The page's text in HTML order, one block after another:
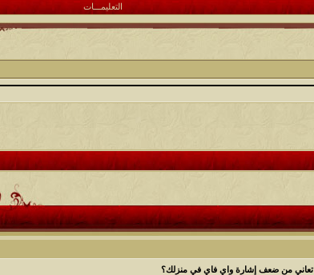
التعليمـــات
تعاني من ضعف إشارة واي فاي في منزلك؟